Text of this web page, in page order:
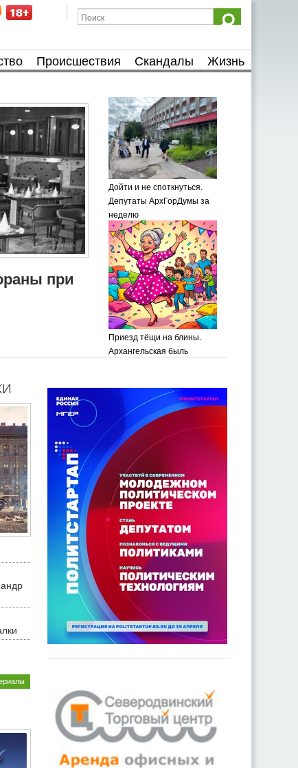
Происшествия Скандалы Жизнь
при
Дойти и не споткнуться.
Депутаты АрхГорДумы за
неделю
Приезд тёщи на блины.
Архангельская быль